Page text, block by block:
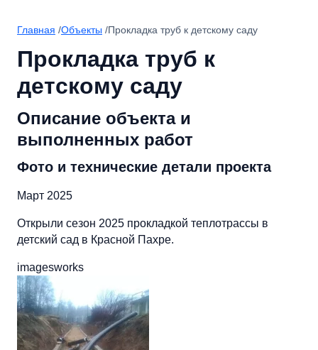
Главная /Объекты /Прокладка труб к детскому саду
Прокладка труб к
детскому саду
Описание объекта и
выполненных работ
Фото и технические детали проекта
Март 2025
Открыли сезон 2025 прокладкой теплотрассы в
детский сад в Красной Пахре.
imagesworks